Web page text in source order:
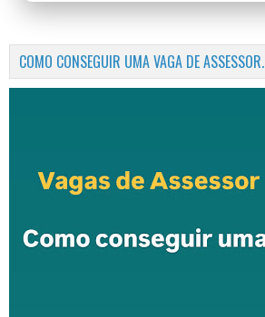
COMO CONSEGUIR UMA VAGA DE ASSESSOR.